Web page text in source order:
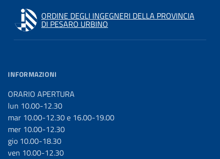
ORDINE DEGLI INGEGNERI DELLA PROVINCIA
DI PESARO URBINO
INFORMAZIONI
ORARIO APERTURA
lun 10.00-12.30
mar 10.00-12.30 e 16.00-19.00
mer 10.00-12.30
gio 10.00-18.30
ven 10.00-12.30